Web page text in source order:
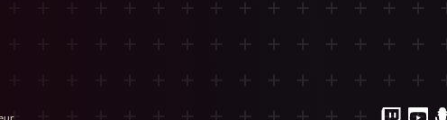
de gérer vos paramètres de confidentialité,